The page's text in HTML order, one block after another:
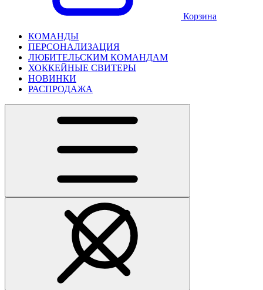
Корзина
КОМАНДЫ
ПЕРСОНАЛИЗАЦИЯ
ЛЮБИТЕЛЬСКИМ КОМАНДАМ
ХОККЕЙНЫЕ СВИТЕРЫ
НОВИНКИ
РАСПРОДАЖА